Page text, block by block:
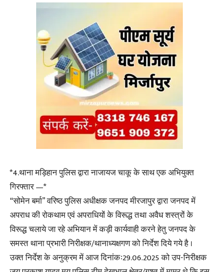
*4.थाना मड़िहान पुलिस द्वारा नाजायज चाकू के साथ एक अभियुक्त
गिरफ्तार —*
“सोमेन बर्मा” वरिष्ठ पुलिस अधीक्षक जनपद मीरजापुर द्वारा जनपद में
अपराध की रोकथाम एवं अपराधियों के विरूद्ध तथा अवैध शस्त्रों के
विरूद्ध चलाये जा रहे अभियान में कड़ी कार्यवाही करने हेतु जनपद के
समस्त थाना प्रभारी निरीक्षक/थानाध्यक्षगण को निर्देश दिये गये है ।
उक्त निर्देश के अनुक्रम में आज दिनांकः29.06.2025 को उप-निरीक्षक